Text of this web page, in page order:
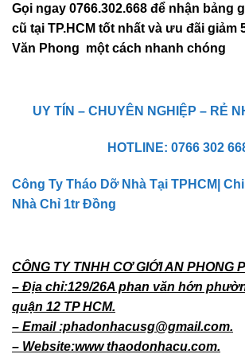
Gọi ngay 0766.302.668 để nhận bảng
cũ tại TP.HCM tốt nhất và ưu đãi giảm
Văn Phong một cách nhanh chóng
UY TÍN – CHUYÊN NGHIỆP – RẺ
HOTLINE: 0766 302
Công Ty Tháo Dỡ Nhà Tại TPHCM|
Nhà Chỉ 1tr Đồng
CÔNG TY TNHH CƠ GIỚI AN PHONG
– Địa chỉ:129/26A phan văn hớn
quận 12 TP HCM.
– Email :phadonhacusg@gmail.com.
– Website:www thaodonhacu.com.